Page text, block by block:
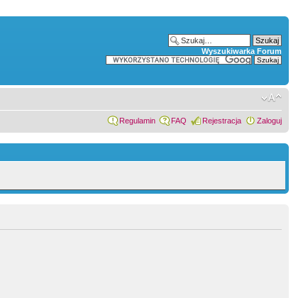
Wyszukiwarka Forum
Regulamin FAQ Rejestracja Zaloguj